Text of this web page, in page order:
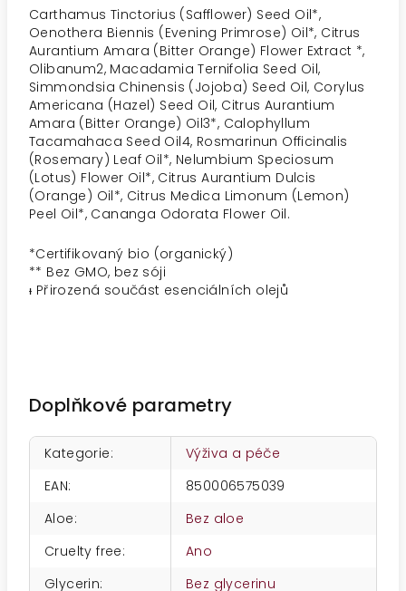
Carthamus Tinctorius (Safflower) Seed Oil*,
Oenothera Biennis (Evening Primrose) Oil*, Citrus
Aurantium Amara (Bitter Orange) Flower Extract *,
Olibanum2, Macadamia Ternifolia Seed Oil,
Simmondsia Chinensis (Jojoba) Seed Oil, Corylus
Americana (Hazel) Seed Oil, Citrus Aurantium
Amara (Bitter Orange) Oil3*, Calophyllum
Tacamahaca Seed Oil4, Rosmarinun Officinalis
(Rosemary) Leaf Oil*, Nelumbium Speciosum
(Lotus) Flower Oil*, Citrus Aurantium Dulcis
(Orange) Oil*, Citrus Medica Limonum (Lemon)
Peel Oil*, Cananga Odorata Flower Oil.
*Certifikovaný bio (organický)
** Bez GMO, bez sóji
ᵻ Přirozená součást esenciálních olejů
Doplňkové parametry
Kategorie:
Výživa a péče
EAN:
850006575039
Aloe:
Bez aloe
Cruelty free:
Ano
Glycerin:
Bez glycerinu